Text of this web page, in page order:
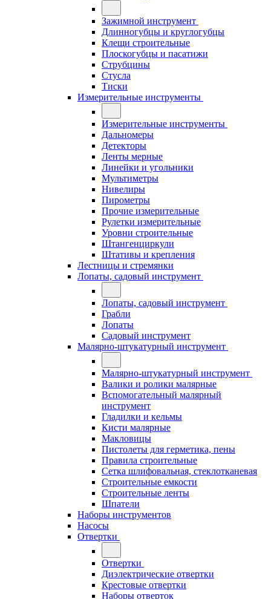
Зажимной инструмент
Длинногубцы и круглогубцы
Клещи строительные
Плоскогубцы и пасатижи
Струбцины
Стусла
Тиски
Измерительные инструменты
Измерительные инструменты
Дальномеры
Детекторы
Ленты мерные
Линейки и угольники
Мультиметры
Нивелиры
Пирометры
Прочие измерительные
Рулетки измерительные
Уровни строительные
Штангенциркули
Штативы и крепления
Лестницы и стремянки
Лопаты, садовый инструмент
Лопаты, садовый инструмент
Грабли
Лопаты
Садовый инструмент
Малярно-штукатурный инструмент
Малярно-штукатурный инструмент
Валики и ролики малярные
Вспомогательный малярный
инструмент
Гладилки и кельмы
Кисти малярные
Макловицы
Пистолеты для герметика, пены
Правила строительные
Сетка шлифовальная, стеклотканевая
Строительные емкости
Строительные ленты
Шпатели
Наборы инструментов
Насосы
Отвертки
Отвертки
Диэлектрические отвертки
Крестовые отвертки
Наборы отверток